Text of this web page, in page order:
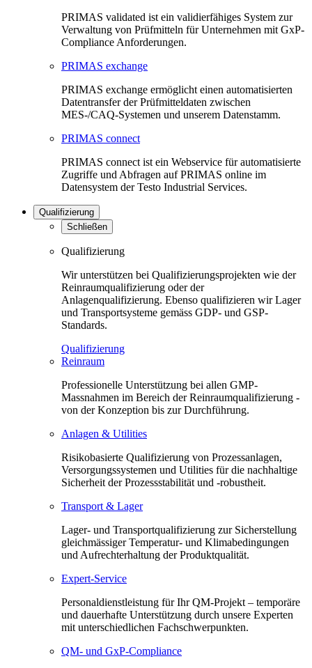
PRIMAS validated ist ein validierfähiges System zur
Verwaltung von Prüfmitteln für Unternehmen mit GxP-
Compliance Anforderungen.
PRIMAS exchange
PRIMAS exchange ermöglicht einen automatisierten
Datentransfer der Prüfmitteldaten zwischen
MES-/CAQ-Systemen und unserem Datenstamm.
PRIMAS connect
PRIMAS connect ist ein Webservice für automatisierte
Zugriffe und Abfragen auf PRIMAS online im
Datensystem der Testo Industrial Services.
Qualifizierung
Schließen
Qualifizierung
Wir unterstützen bei Qualifizierungsprojekten wie der
Reinraumqualifizierung oder der
Anlagenqualifizierung. Ebenso qualifizieren wir Lager
und Transportsysteme gemäss GDP- und GSP-
Standards.
Qualifizierung
Reinraum
Professionelle Unterstützung bei allen GMP-
Massnahmen im Bereich der Reinraumqualifizierung -
von der Konzeption bis zur Durchführung.
Anlagen & Utilities
Risikobasierte Qualifizierung von Prozessanlagen,
Versorgungssystemen und Utilities für die nachhaltige
Sicherheit der Prozessstabilität und -robustheit.
Transport & Lager
Lager- und Transportqualifizierung zur Sicherstellung
gleichmässiger Temperatur- und Klimabedingungen
und Aufrechterhaltung der Produktqualität.
Expert-Service
Personaldienstleistung für Ihr QM-Projekt – temporäre
und dauerhafte Unterstützung durch unsere Experten
mit unterschiedlichen Fachschwerpunkten.
QM- und GxP-Compliance